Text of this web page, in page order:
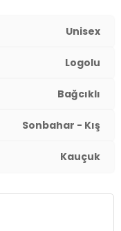
Unisex
Logolu
Bağcıklı
Sonbahar - Kış
Kauçuk